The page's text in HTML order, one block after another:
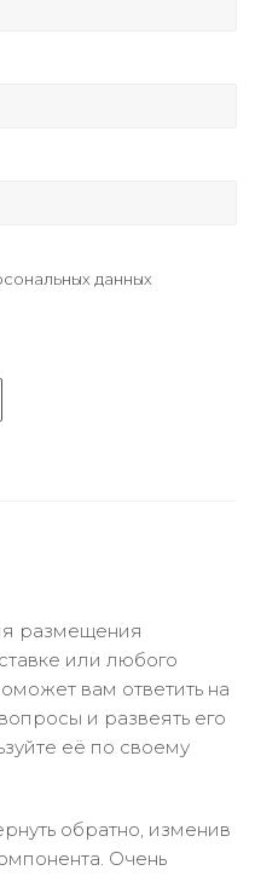
данных
размещения
или любого
вам ответить на
и развеять его
её по своему
обратно, изменив
Очень